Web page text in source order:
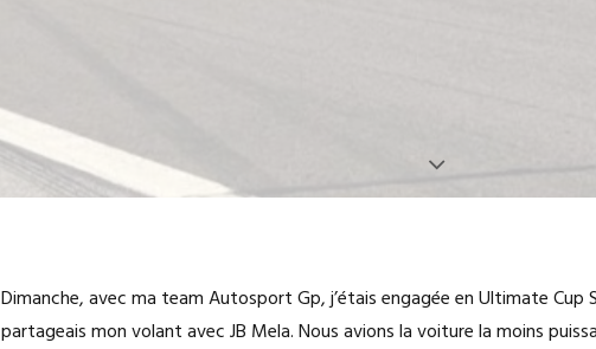
Dimanche, avec ma team Autosport Gp, j’étais engagée en Ultimate Cup
partageais mon volant avec JB Mela. Nous avions la voiture la moins